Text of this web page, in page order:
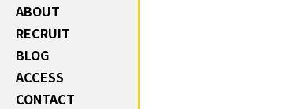
ABOUT
RECRUIT
BLOG
ACCESS
CONTACT